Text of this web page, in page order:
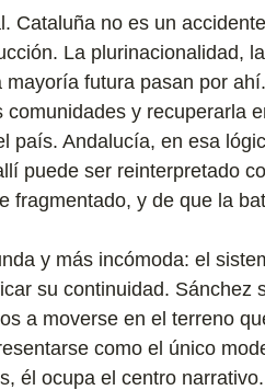
Cataluña no es un
La plurinacionalidad,
futura pasan por
y recuperarla
país. Andalucía, en esa
puede ser reinterpretado
fragmentado, y de que la
y más incómoda: el
su continuidad. Sánchez
a moverse en el terreno
como el único
él ocupa el centro